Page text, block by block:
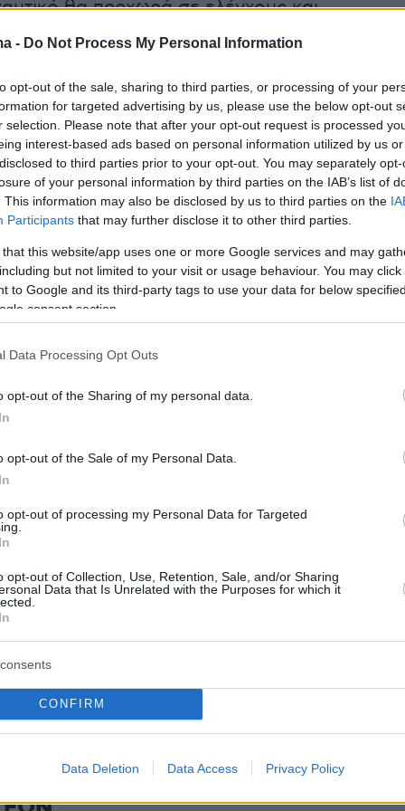
- Do Not Process My Personal Information
opt-out of the sale, sharing to third parties, or processing of your
for targeted advertising by us, please use the below opt-out
selection. Please note that after your opt-out request is processed
interest-based ads based on personal information utilized by us
to third parties prior to your opt-out. You may separately
of your personal information by third parties on the IAB’s list of
This information may also be disclosed by us to third parties on the
Participants that may further disclose it to other third parties.
that this website/app uses one or more Google services and may
but not limited to your visit or usage behaviour. You may
to Google and its third-party tags to use your data for below
consent section.
Data Processing Opt Outs
opt-out of the Sharing of my personal data.
opt-out of the Sale of my Personal Data.
opt-out of processing my Personal Data for Targeted
opt-out of Collection, Use, Retention, Sale, and/or Sharing
Data that Is Unrelated with the Purposes for which it
CONFIRM
Data Deletion Data Access Privacy Policy
θα προχωρά σε ελέγχους και
σε πλοία που θεωρεί ότι
τους κανόνες, ενώ άφησε αιχμές για χώρες
την πρωτοβουλία.
του Λονδίνου, κυβερνητικές πηγές
προτεραιότητα αποτελεί η διατήρηση της
ναυσιπλοΐας και η αποφυγή περαιτέρω
σε συνεργασία με τη Γαλλία και
στην περιοχή.
πετρελαίου και φυσικού αερίου,
στρατιωτική κίνηση ιδιαίτερα κρίσιμη για
οικονομία.
οι σχέσεις εντός του ΝΑΤΟ δείχνουν να
με τον Τραμπ να ασκεί έντονη κριτική στους
δεν στηρίζουν πιο επιθετικές ενέργειες,
ήδη τεταμένο κλίμα.
protothema.gr στο Google News
στοProtothema.gr